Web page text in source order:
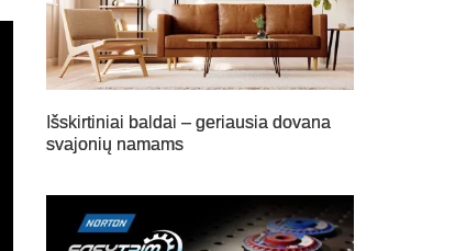
Išskirtiniai baldai – geriausia dovana
svajonių namams